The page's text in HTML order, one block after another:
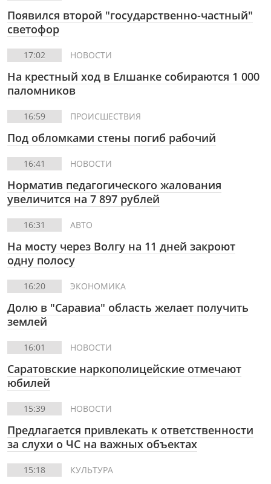
Появился второй "государственно-частный"
светофор
17:02 НОВОСТИ
На крестный ход в Елшанке собираются 1 000
паломников
16:59 ПРОИСШЕСТВИЯ
Под обломками стены погиб рабочий
16:41 НОВОСТИ
Норматив педагогического жалования
увеличится на 7 897 рублей
16:31 АВТО
На мосту через Волгу на 11 дней закроют
одну полосу
16:20 ЭКОНОМИКА
Долю в "Саравиа" область желает получить
землей
16:01 НОВОСТИ
Саратовские наркополицейские отмечают
юбилей
15:39 НОВОСТИ
Предлагается привлекать к ответственности
за слухи о ЧС на важных объектах
15:18 КУЛЬТУРА